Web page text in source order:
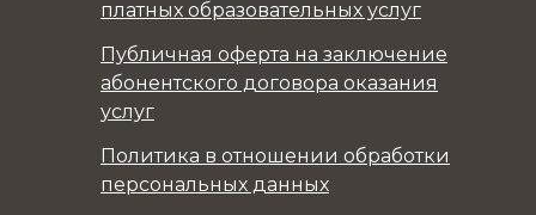
Политика в отношении обработки
персональных данных
Публичная оферта на заключение
абонентского договора оказания
услуг
платных образовательных услуг